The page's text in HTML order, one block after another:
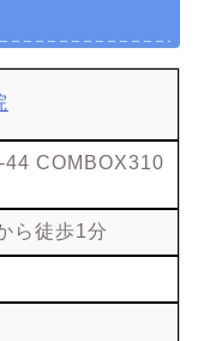
44 COMBOX310
ら徒歩1分